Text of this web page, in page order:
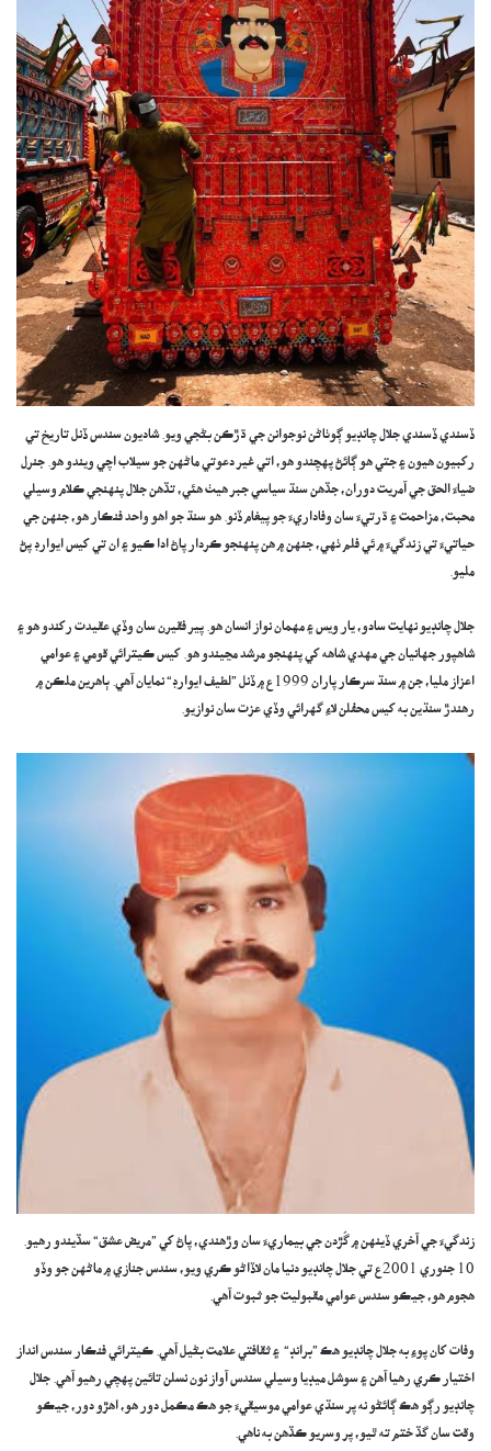
ڏسندي ڏسندي جلال چانڊيو ڳوٺاڻن نوجوانن جي ڌڙڪن بڻجي ويو. شاديون سندس ڏنل تاريخ تي
رکبيون هيون ۽ جتي هو ڳائڻ پهچندو هو، اتي غير دعوتي ماڻهن جو سيلاب اچي ويندو هو. جنرل
ضياءَ الحق جي آمريت دوران، جڏهن سنڌ سياسي جبر هيٺ هئي، تڏهن جلال پنهنجي ڪلام وسيلي
محبت، مزاحمت ۽ ڌرتيءَ سان وفاداريءَ جو پيغام ڏنو. هو سنڌ جو اهو واحد فنڪار هو، جنهن جي
حياتيءَ تي زندگيءَ ۾ ئي فلم ٺهي، جنهن ۾ هن پنهنجو ڪردار پاڻ ادا ڪيو ۽ ان تي کيس ايوارڊ پڻ
مليو.
جلال چانڊيو نهايت سادو، يار ويس ۽ مهمان نواز انسان هو. پير فقيرن سان وڏي عقيدت رکندو هو ۽
شاهپور جهانيان جي مهدي شاهه کي پنهنجو مرشد مڃيندو هو. کيس ڪيترائي قومي ۽ عوامي
اعزاز مليا، جن ۾ سنڌ سرڪار پاران 1999ع ۾ ڏنل ”لطيف ايوارڊ“ نمايان آهي. ٻاهرين ملڪن ۾
رهندڙ سنڌين به کيس محفلن لاءِ گهرائي وڏي عزت سان نوازيو.
زندگيءَ جي آخري ڏينهن ۾ گُڙدن جي بيماريءَ سان وڙهندي، پاڻ کي ”مريض عشق“ سڏيندو رهيو.
10 جنوري 2001ع تي جلال چانڊيو دنيا مان لاڏاڻو ڪري ويو، سندس جنازي ۾ ماڻهن جو وڏو
هجوم هو، جيڪو سندس عوامي مقبوليت جو ثبوت آهي.
وفات کان پوءِ به جلال چانڊيو هڪ ”برانڊ“ ۽ ثقافتي علامت بڻيل آهي. ڪيترائي فنڪار سندس انداز
اختيار ڪري رهيا آهن ۽ سوشل ميڊيا وسيلي سندس آواز نون نسلن تائين پهچي رهيو آهي. جلال
چانڊيو رڳو هڪ ڳائڻو نه پر سنڌي عوامي موسيقيءَ جو هڪ مڪمل دور هو، اهڙو دور، جيڪو
وقت سان گڏ ختم ته ٿيو، پر وسريو ڪڏهن به ناهي.